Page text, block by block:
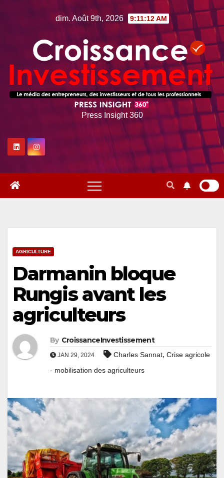
dim. Août 9th, 2026 9:11:13 AM
Press Insight 360
AGRICULTURE
Darmanin bloque
Rungis avant les
agriculteurs
By CroissanceInvestissement
JAN 29, 2024 Charles Sannat, Crise agricole
- mobilisation des agriculteurs